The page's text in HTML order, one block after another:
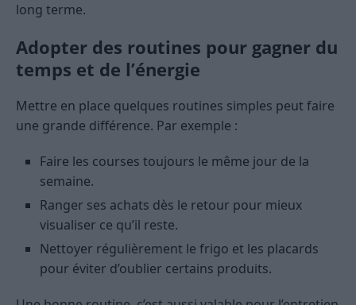
long terme.
Adopter des routines pour gagner du
temps et de l’énergie
Mettre en place quelques routines simples peut faire
une grande différence. Par exemple :
Faire les courses toujours le même jour de la
semaine.
Ranger ses achats dès le retour pour mieux
visualiser ce qu’il reste.
Nettoyer régulièrement le frigo et les placards
pour éviter d’oublier certains produits.